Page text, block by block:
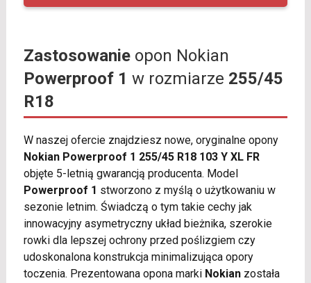
Zastosowanieopon Nokian
Powerproof 1 w rozmiarze 255/45
R18
W naszej ofercie znajdziesz nowe, oryginalne opony
Nokian Powerproof 1 255/45 R18 103 Y XL FR
objęte 5-letnią gwarancją producenta. Model
Powerproof 1 stworzono z myślą o użytkowaniu w
sezonie letnim. Świadczą o tym takie cechy jak
innowacyjny asymetryczny układ bieżnika, szerokie
rowki dla lepszej ochrony przed poślizgiem czy
udoskonalona konstrukcja minimalizująca opory
toczenia. Prezentowana opona marki Nokianzostała